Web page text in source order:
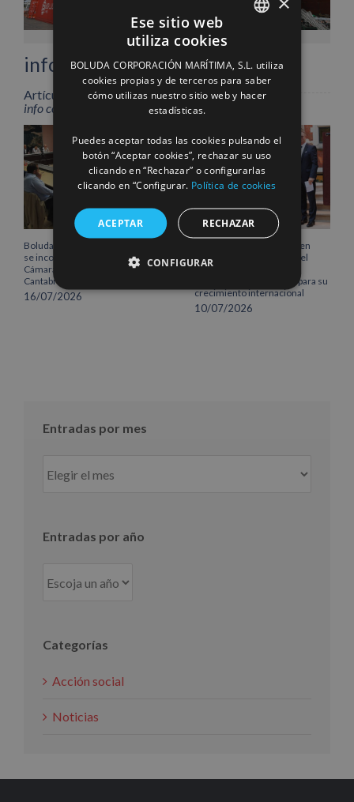
info heading
info content
PinterestCorreo
electrónico
Artículos relacionados
Boluda Corporación Marítima
se incorpora al Pleno de la
Cámara de Comercio de
Cantabria
16/07/2026
Boluda inaugura su sede en
Róterdam, consolidando el
norte de Europa como un
centro estratégico clave para su
crecimiento internacional
10/07/2026
Entradas por mes
por
Entradas por año
Categorías
Acción social
Noticias
ENGLISH
FRENCH
Ese sitio web
utiliza cookies
BOLUDA CORPORACIÓN MARÍTIMA, S.L. utiliza
cookies propias y de terceros para saber
cómo utilizas nuestro sitio web y hacer
estadísticas.
Puedes aceptar todas las cookies pulsando el
botón “Aceptar cookies”, rechazar su uso
clicando en “Rechazar” o configurarlas
clicando en “Configurar. Política de cookies
ACEPTAR RECHAZAR
CONFIGURAR